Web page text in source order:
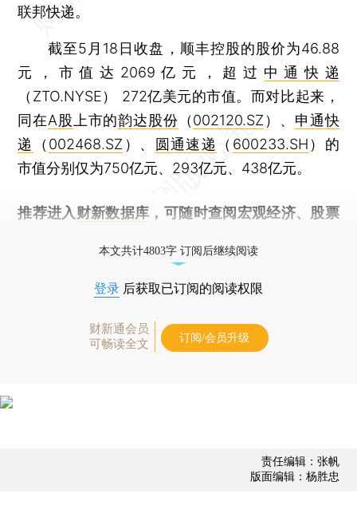
联邦快递。
截至5月18日收盘，顺丰控股的股价为46.88
元，市值达2069亿元，超过 中通快递
（ZTO.NYSE） 272亿美元的市值。而对比起来，
同在A股 上市的韵达股份 （002120.SZ ）、 申通快
递
（ 002468.SZ ）、 圆通速递 （ 600233.SH ）的
市值分别仅为750亿元、293亿元、438亿元。
推荐进入 财新数据库 ，可随时查阅宏观经济、股票
本文共计4803字 订阅后继续阅读
登录 后获取已订阅的阅读权限
财新通会员
可畅读全文
订阅/会员升级
责任编辑：张帆
版面编辑：杨胜忠